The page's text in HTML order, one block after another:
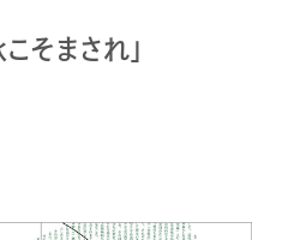
そまされ」